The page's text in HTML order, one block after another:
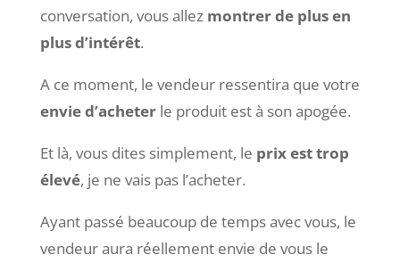
conversation, vous allez montrer de plus en
plus d’intérêt.
A ce moment, le vendeur ressentira que votre
envie d’acheterle produit est à son apogée.
Et là, vous dites simplement, le prix est trop
élevé, je ne vais pas l’acheter.
Ayant passé beaucoup de temps avec vous, le
vendeur aura réellement envie de vous le